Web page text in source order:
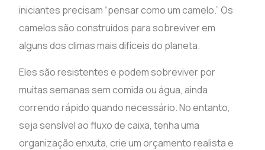
iniciantes precisam “pensar como um camelo.” Os
camelos são construídos para sobreviver em
alguns dos climas mais difíceis do planeta.
Eles são resistentes e podem sobreviver por
muitas semanas sem comida ou água, ainda
correndo rápido quando necessário. No entanto,
seja sensível ao fluxo de caixa, tenha uma
organização enxuta, crie um orçamento realista e